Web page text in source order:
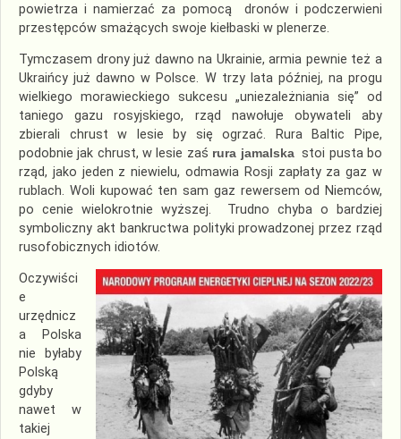
powietrza i namierzać za pomocą dronów i podczerwieni
przestępców smażących swoje kiełbaski w plenerze.
Tymczasem drony już dawno na Ukrainie, armia pewnie też a
Ukraińcy już dawno w Polsce. W trzy lata później, na progu
wielkiego morawieckiego sukcesu „uniezależniania się” od
taniego gazu rosyjskiego, rząd nawołuje obywateli aby
zbierali chrust w lesie by się ogrzać. Rura Baltic Pipe,
podobnie jak chrust, w lesie zaś rura jamalskastoi pusta bo
rząd, jako jeden z niewielu, odmawia Rosji zapłaty za gaz w
rublach. Woli kupować ten sam gaz rewersem od Niemców,
po cenie wielokrotnie wyższej. Trudno chyba o bardziej
symboliczny akt bankructwa polityki prowadzonej przez rząd
rusofobicznych idiotów.
Oczywiści
e
urzędnicz
a Polska
nie byłaby
Polską
gdyby
nawet w
takiej